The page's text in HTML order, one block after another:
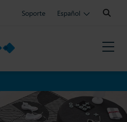
Soporte Español
Search: